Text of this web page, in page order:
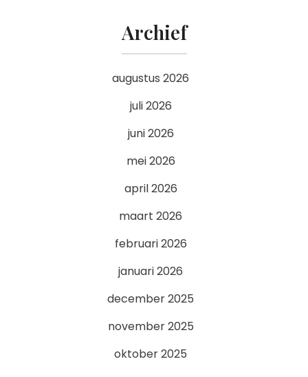
Archief
augustus 2026
juli 2026
juni 2026
mei 2026
april 2026
maart 2026
februari 2026
januari 2026
december 2025
november 2025
oktober 2025